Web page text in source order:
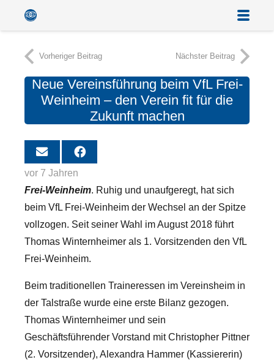
Vorheriger Beitrag Nächster Beitrag
Neue Vereinsführung beim VfL Frei-
Weinheim – den Verein fit für die
Zukunft machen
vor 7 Jahren
Frei-Weinheim. Ruhig und unaufgeregt, hat sich
beim VfL Frei-Weinheim der Wechsel an der Spitze
vollzogen. Seit seiner Wahl im August 2018 führt
Thomas Winternheimer als 1. Vorsitzenden den VfL
Frei-Weinheim.
Beim traditionellen Traineressen im Vereinsheim in
der Talstraße wurde eine erste Bilanz gezogen.
Thomas Winternheimer und sein
Geschäftsführender Vorstand mit Christopher Pittner
(2. Vorsitzender), Alexandra Hammer (Kassiererin)